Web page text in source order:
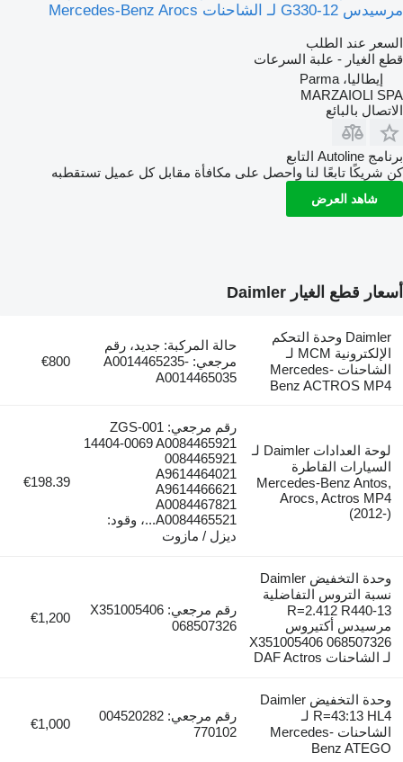
مرسيدس G330-12 لـ الشاحنات Mercedes-Benz Arocs
السعر عند الطلب
قطع الغيار - علبة السرعات
إيطاليا، Parma
MARZAIOLI SPA
الاتصال بالبائع
برنامج Autoline التابع
كن شريكًا تابعًا لنا واحصل على مكافأة مقابل كل عميل تستقطبه
شاهد العرض
أسعار قطع الغيار Daimler
Daimler وحدة التحكم
الإلكترونية MCM لـ
الشاحنات Mercedes-
Benz ACTROS MP4
حالة المركبة: جديد، رقم
مرجعي: A0014465235-
A0014465035
€800
لوحة العدادات Daimler لـ
السيارات القاطرة
Mercedes-Benz Antos,
Arocs, Actros MP4
(2012-)
رقم مرجعي: ZGS-001
14404-0069 A0084465921
0084465921
A9614464021
A9614466621
A0084467821
A0084465521...، وقود:
ديزل / مازوت
€198.39
وحدة التخفيض Daimler
نسبة التروس التفاضلية
R=2.412 R440-13
مرسيدس أكتيروس
X351005406 068507326
لـ الشاحنات DAF Actros
رقم مرجعي: X351005406
068507326
€1,200
وحدة التخفيض Daimler
R=43:13 HL4 لـ
الشاحنات Mercedes-
Benz ATEGO
رقم مرجعي: 004520282
770102
€1,000